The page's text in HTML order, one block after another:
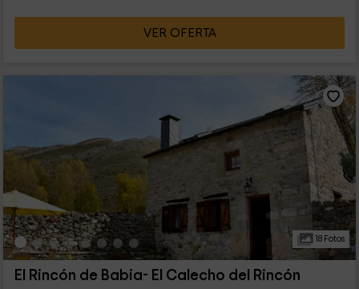
VER OFERTA
18 Fotos
El Rincón de Babia- El Calecho del Rincón